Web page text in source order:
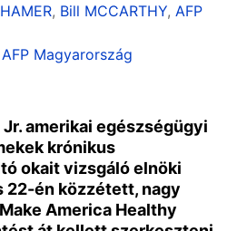
, Bill MCCARTHY, AFP
AFP Magyarország
Jr. amerikai egészségügyi
krónikus
okait vizsgáló elnöki
22-én közzétett, nagy
America Healthy